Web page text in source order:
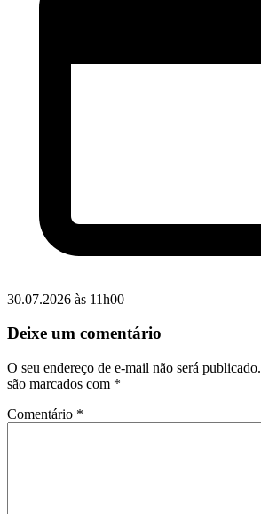
30.07.2026 às 11h00
Deixe um comentário
O seu endereço de e-mail não será publicado.
são marcados com *
Comentário *